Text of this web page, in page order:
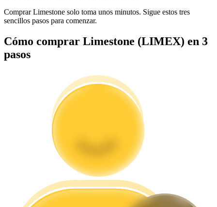
Información
Análisis de big data que incluye información comercial, etc.
Guía de inicio de futuros
Comprar Limestone solo toma unos minutos. Sigue estos tres
sencillos pasos para comenzar.
Cómo comprar Limestone (LIMEX) en 3
pasos